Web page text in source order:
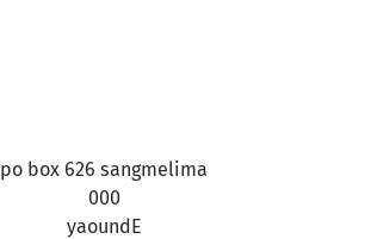
po box 626 sangmelima
000
yaoundE